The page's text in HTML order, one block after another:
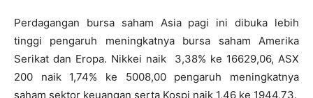
Perdagangan bursa saham Asia pagi ini dibuka lebih
tinggi pengaruh meningkatnya bursa saham Amerika
Serikat dan Eropa. Nikkei naik 3,38% ke 16629,06, ASX
200 naik 1,74% ke 5008,00 pengaruh meningkatnya
saham sektor keuangan serta Kospi naik 1,46 ke 1944,73.